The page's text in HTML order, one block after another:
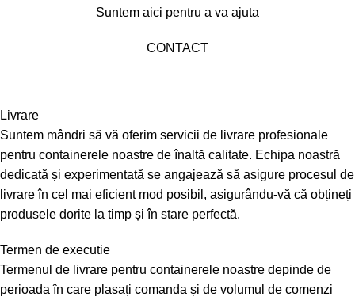
Suntem aici pentru a va ajuta
CONTACT
Livrare
Suntem mândri să vă oferim servicii de livrare profesionale
pentru containerele noastre de înaltă calitate. Echipa noastră
dedicată și experimentată se angajează să asigure procesul de
livrare în cel mai eficient mod posibil, asigurându-vă că obțineți
produsele dorite la timp și în stare perfectă.
Termen de executie
Termenul de livrare pentru containerele noastre depinde de
perioada în care plasați comanda și de volumul de comenzi